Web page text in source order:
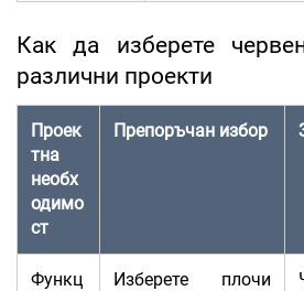
Как да изберете
различни проекти
Проек
тна
необх
одимо
ст
Препоръчан избор
Функц
Изберете плочи